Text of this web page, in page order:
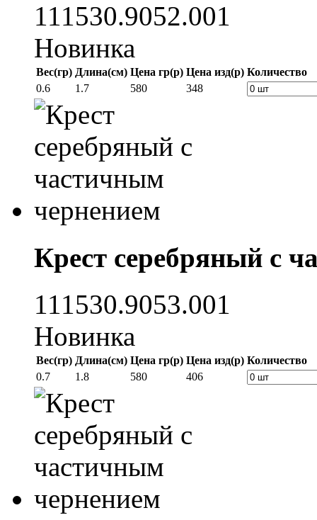
111530.9052.001
Новинка
Вес(гр) Длина(см) Цена гр(р) Цена изд(р) Количество
0.6
1.7 580 348
Крест серебряный с
111530.9053.001
Новинка
Вес(гр) Длина(см) Цена гр(р) Цена изд(р) Количество
0.7
1.8 580 406